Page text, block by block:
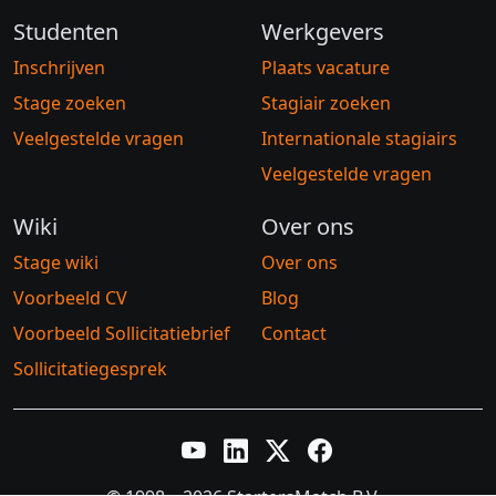
Studenten
Inschrijven
Stage zoeken
Veelgestelde vragen
Werkgevers
Plaats vacature
Stagiair zoeken
Internationale stagiairs
Veelgestelde vragen
Wiki
Stage wiki
Voorbeeld CV
Voorbeeld Sollicitatiebrief
Sollicitatiegesprek
Over ons
Over ons
Blog
Contact
YouTubeLinkedInTwitter XFacebook